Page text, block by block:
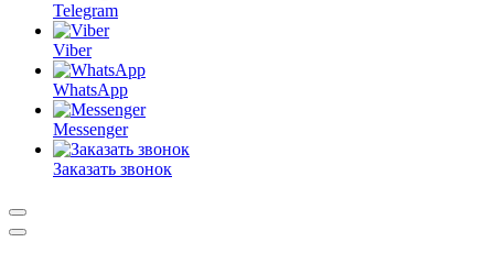
Telegram
Viber
WhatsApp
Messenger
Заказать звонок